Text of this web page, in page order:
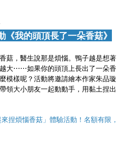
《我的頭頂長了一朵香菇》
菇，醫生說那是煩惱。鴨子越是想著
大⋯⋯如果你的頭頂上長出了一朵香
模樣呢？活動將邀請繪本作家朱品璇
領大小朋友一起動動手，用黏土捏出
捏煩惱香菇」體驗活動！名額有限，